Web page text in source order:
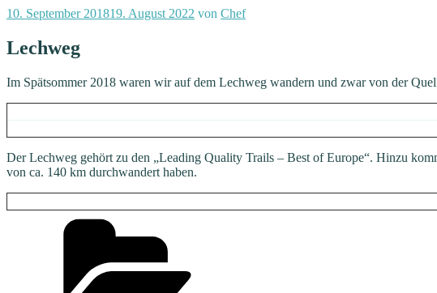
Veröffentlicht
10. September 201819. August 2022 von Chef
Lechweg
Im Spätsommer 2018 waren wir auf dem Lechweg wandern und zwar von der
Der Lechweg gehört zu den „Leading Quality Trails – Best of Europe“. Hinzu
von ca. 140 km durchwandert haben.